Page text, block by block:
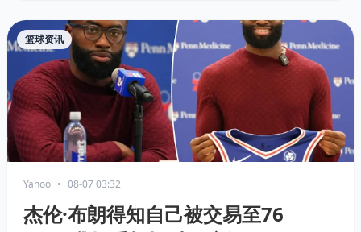
篮球资讯
Yahoo • 08-07 03:32
杰伦·布朗得知自己被交易至76